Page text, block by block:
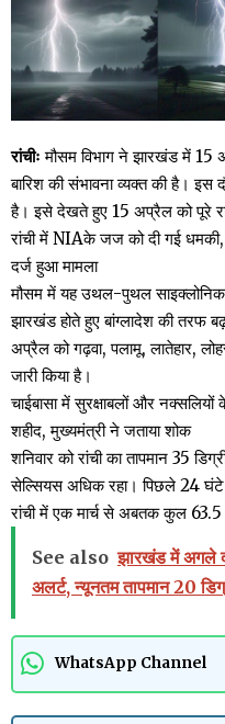
रांचीः मौसम विभाग ने झारखंड में 15
बारिश की संभावना व्यक्त की है। इस
है। इसे देखते हुए 15 अप्रैल को पूरे
रांची में NIAके जज को दी गई
दर्ज हुआ मामला
मौसम में यह उथल-पुथल
झारखंड होते हुए बांग्लादेश की तरफ
अप्रैल को गढ़वा, पलामू, लातेहार,
जारी किया है।
चाईबासा में सुरक्षाबलों और
शहीद, मुख्यमंत्री ने जताया शोक
शनिवार को रांची का तापमान 35
सेल्सियस अधिक रहा। पिछले 24 घंटे में
रांची में एक मार्च से अबतक कुल 63.5
See also झारखंड में अगले
अलर्ट, न्यूनतम तापमान 20
WhatsApp Channel